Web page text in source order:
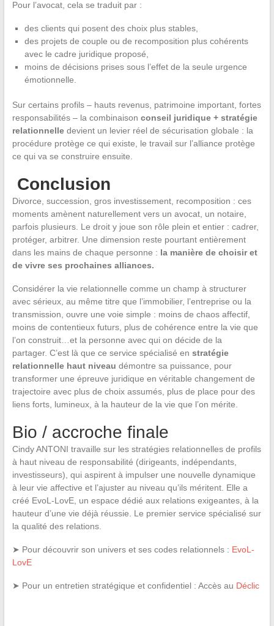
Pour l’avocat, cela se traduit par :
des clients qui posent des choix plus stables,
des projets de couple ou de recomposition plus cohérents
avec le cadre juridique proposé,
moins de décisions prises sous l’effet de la seule urgence
émotionnelle.
Sur certains profils – hauts revenus, patrimoine important, fortes
responsabilités – la combinaison conseil juridique + stratégie
relationnelle devient un levier réel de sécurisation globale : la
procédure protège ce qui existe, le travail sur l’alliance protège
ce qui va se construire ensuite.
Conclusion
Divorce, succession, gros investissement, recomposition : ces
moments amènent naturellement vers un avocat, un notaire,
parfois plusieurs. Le droit y joue son rôle plein et entier : cadrer,
protéger, arbitrer. Une dimension reste pourtant entièrement
dans les mains de chaque personne : la manière de choisir et
de vivre ses prochaines alliances.
Considérer la vie relationnelle comme un champ à structurer
avec sérieux, au même titre que l’immobilier, l’entreprise ou la
transmission, ouvre une voie simple : moins de chaos affectif,
moins de contentieux futurs, plus de cohérence entre la vie que
l’on construit…et la personne avec qui on décide de la
partager. C’est là que ce service spécialisé en stratégie
relationnelle haut niveau démontre sa puissance, pour
transformer une épreuve juridique en véritable changement de
trajectoire avec plus de choix assumés, plus de place pour des
liens forts, lumineux, à la hauteur de la vie que l’on mérite.
Bio / accroche finale
Cindy ANTONI travaille sur les stratégies relationnelles de profils
à haut niveau de responsabilité (dirigeants, indépendants,
investisseurs), qui aspirent à impulser une nouvelle dynamique
à leur vie affective et l’ajuster au niveau qu’ils méritent. Elle a
créé EvoL-LovE, un espace dédié aux relations exigeantes, à la
hauteur d’une vie déjà réussie. Le premier service spécialisé sur
la qualité des relations.
➤ Pour découvrir son univers et ses codes relationnels : EvoL-
LovE
➤ Pour un entretien stratégique et confidentiel : Accès au Déclic